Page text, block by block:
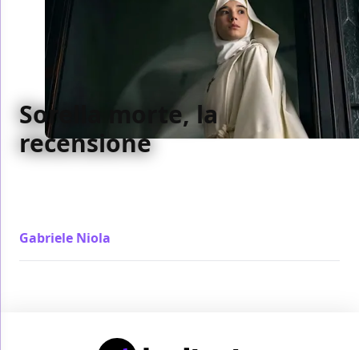
Sorella morte, la
recensione
Gabriele Niola